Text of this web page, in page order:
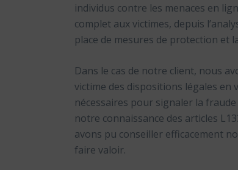
individus contre les menaces en
complet aux victimes, depuis
place de mesures de protection et
Dans le cas de notre client, nous
victime des dispositions légales en
nécessaires pour signaler la
notre connaissance des articles
avons pu conseiller efficacement
faire valoir.